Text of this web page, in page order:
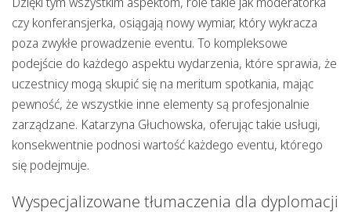
czy konferansjerka, osiągają nowy wymiar, który wykracza
poza zwykłe prowadzenie eventu. To kompleksowe
podejście do każdego aspektu wydarzenia, które sprawia, że
uczestnicy mogą skupić się na meritum spotkania, mając
pewność, że wszystkie inne elementy są profesjonalnie
zarządzane. Katarzyna Głuchowska, oferując takie usługi,
konsekwentnie podnosi wartość każdego eventu, którego
się podejmuje.
Wyspecjalizowane tłumaczenia dla dyplomacji